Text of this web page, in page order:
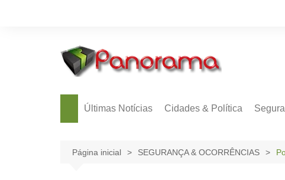
Últimas Notícias Cidades & Política
Página inicial SEGURANÇA & OCORRÊNCIAS